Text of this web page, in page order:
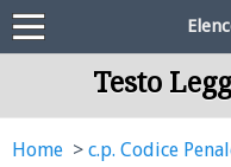
Testo
Home c.p. Codice